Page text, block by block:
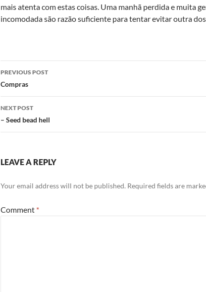
mais atenta com estas coisas. Uma manhã perdida e muita
incomodada são razão suficiente para tentar evitar outra
Post
navigation
PREVIOUS POST
Compras
NEXT POST
– Seed bead hell
LEAVE A REPLY
Your email address will not be published. Required fields are
Comment *